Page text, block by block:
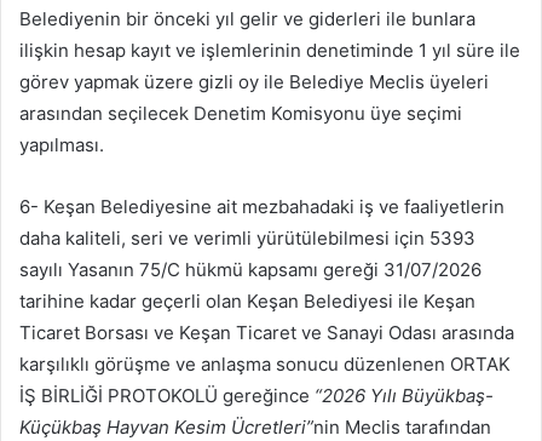
Belediyenin bir önceki yıl gelir ve giderleri ile bunlara
ilişkin hesap kayıt ve işlemlerinin denetiminde 1 yıl süre ile
görev yapmak üzere gizli oy ile Belediye Meclis üyeleri
arasından seçilecek Denetim Komisyonu üye seçimi
yapılması.
6- Keşan Belediyesine ait mezbahadaki iş ve faaliyetlerin
daha kaliteli, seri ve verimli yürütülebilmesi için 5393
sayılı Yasanın 75/C hükmü kapsamı gereği 31/07/2026
tarihine kadar geçerli olan Keşan Belediyesi ile Keşan
Ticaret Borsası ve Keşan Ticaret ve Sanayi Odası arasında
karşılıklı görüşme ve anlaşma sonucu düzenlenen ORTAK
İŞ BİRLİĞİ PROTOKOLÜ gereğince “2026 Yılı Büyükbaş-
Küçükbaş Hayvan Kesim Ücretleri”nin Meclis tarafından